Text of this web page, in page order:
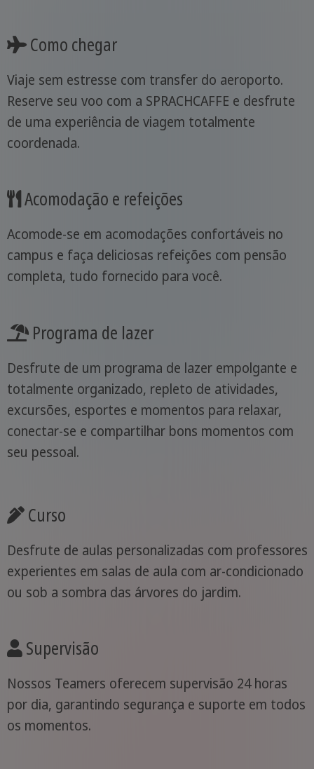
Como chegar
Viaje sem estresse com transfer do aeroporto.
Reserve seu voo com a SPRACHCAFFE e desfrute
de uma experiência de viagem totalmente
coordenada.
Acomodação e refeições
Acomode-se em acomodações confortáveis no
campus e faça deliciosas refeições com pensão
completa, tudo fornecido para você.
Programa de lazer
Desfrute de um programa de lazer empolgante e
totalmente organizado, repleto de atividades,
excursões, esportes e momentos para relaxar,
conectar-se e compartilhar bons momentos com
seu pessoal.
Curso
Desfrute de aulas personalizadas com professores
experientes em salas de aula com ar-condicionado
ou sob a sombra das árvores do jardim.
Supervisão
Nossos Teamers oferecem supervisão 24 horas
por dia, garantindo segurança e suporte em todos
os momentos.